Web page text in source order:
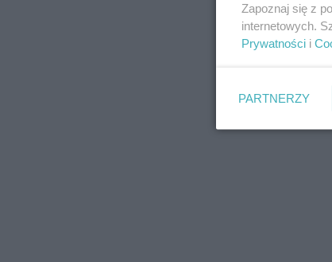
Zapoznaj się z
internetowych.
Prywatności i
PARTNERZY